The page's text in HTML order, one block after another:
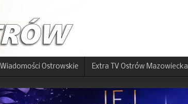
Wiadomości Ostrowskie Extra TV Ostrów Mazowiecka